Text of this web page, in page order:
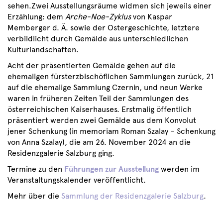
sehen.Zwei Ausstellungsräume widmen sich jeweils einer
Erzählung: dem Arche-Noe-Zyklusvon Kaspar
Memberger d. Ä. sowie der Ostergeschichte, letztere
verbildlicht durch Gemälde aus unterschiedlichen
Kulturlandschaften.
Acht der präsentierten Gemälde gehen auf die
ehemaligen fürsterzbischöflichen Sammlungen zurück, 21
auf die ehemalige Sammlung Czernin, und neun Werke
waren in früheren Zeiten Teil der Sammlungen des
österreichischen Kaiserhauses. Erstmalig öffentlich
präsentiert werden zwei Gemälde aus dem Konvolut
jener Schenkung (in memoriam Roman Szalay – Schenkung
von Anna Szalay), die am 26. November 2024 an die
Residenzgalerie Salzburg ging.
Termine zu den Führungen zur Ausstellung werden im
Veranstaltungskalender veröffentlicht.
Mehr über die Sammlung der Residenzgalerie Salzburg.